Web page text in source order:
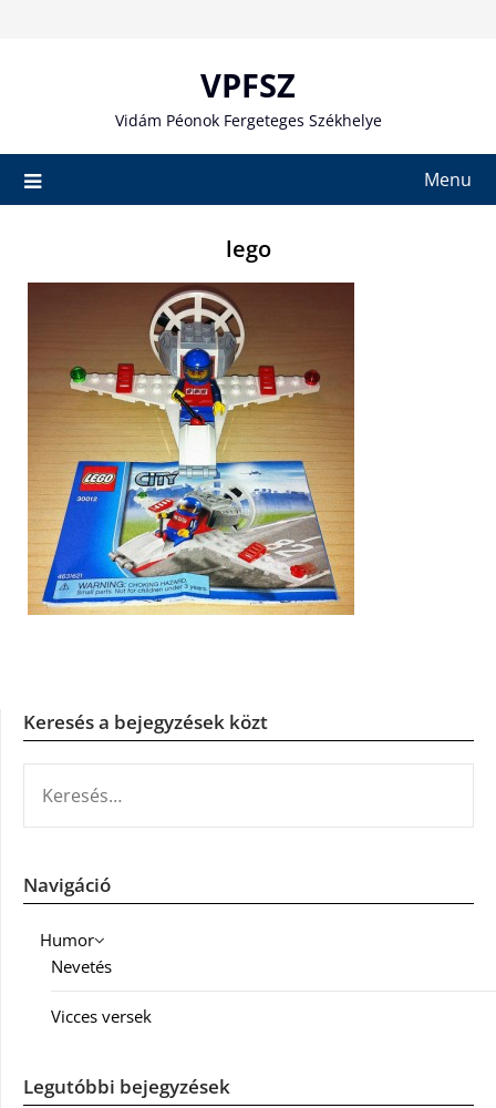
VPFSZ
Vidám Péonok Fergeteges Székhelye
Menu
lego
Keresés a bejegyzések közt
Navigáció
Humor
Nevetés
Vicces versek
Legutóbbi bejegyzések